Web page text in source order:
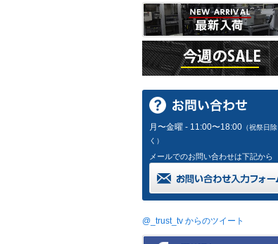
月〜金曜 - 11:00〜18:00 （祝祭日除
く）
メールでのお問い合わせは下記から
@_trust_tv からのツイート